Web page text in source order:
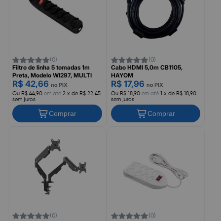
(0)
Filtro de linha 5 tomadas 1m
Preta, Modelo WI297, MULTI
R$ 42,66 no PIX
Ou R$ 44,90 em até 2 x de R$ 22,45
sem juros
Comprar
(0)
Cabo HDMI 5,0m CB1105,
HAYOM
R$ 17,96 no PIX
Ou R$ 18,90em até 1 x de R$ 18,90
sem juros
Comprar
(0)
(0)